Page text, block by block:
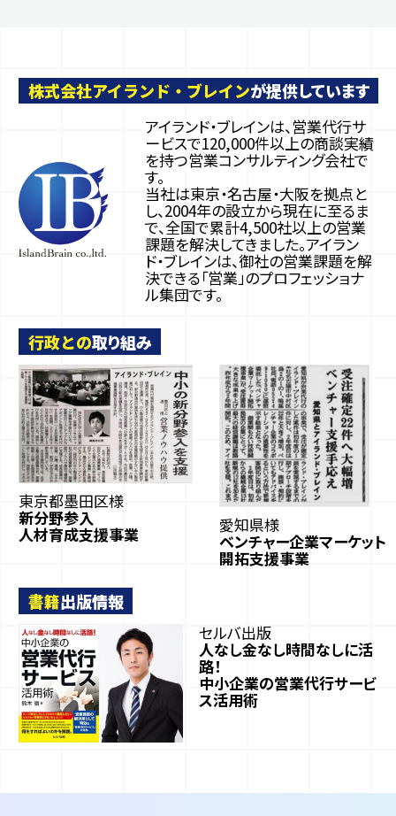
株式会社アイランド・ブレインが提供しています
アイランド・ブレインは、営業代行サ
ービスで120,000件以上の商談実績
を持つ営業コンサルティング会社で
す。
当社は東京・名古屋・大阪を拠点と
し、2004年の設立から現在に至るま
で、全国で累計4,500社以上の営業
課題を解決してきました。アイラン
ド・ブレインは、御社の営業課題を解
決できる「営業」のプロフェッショナ
ル集団です。
行政との取り組み
東京都墨田区様
新分野参入
人材育成支援事業 愛知県様
ベンチャー企業マーケット
開拓支援事業
書籍出版情報
セルバ出版
人なし金なし時間なしに活
路！
中小企業の営業代行サービ
ス活用術